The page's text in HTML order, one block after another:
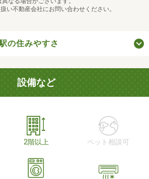
い不動産会社にお問い合わせください。
の住みやすさ
設備など
2階以上 ペット相談可